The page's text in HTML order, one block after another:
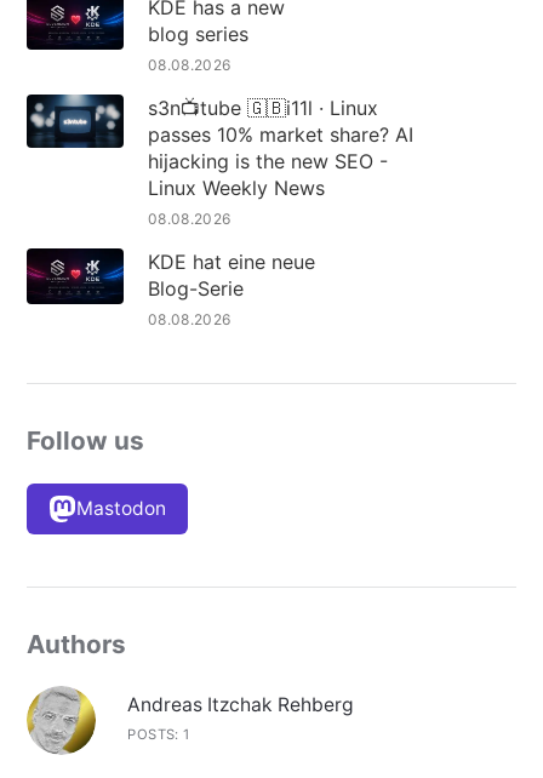
KDE has a new
blog series
08.08.2026
s3n📺tube 🇬🇧i11l · Linux
passes 10% market share? AI
hijacking is the new SEO -
Linux Weekly News
08.08.2026
KDE hat eine neue
Blog-Serie
08.08.2026
Follow us
Mastodon
Authors
Andreas Itzchak Rehberg
POSTS: 1